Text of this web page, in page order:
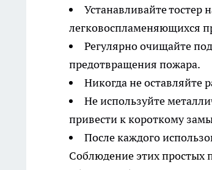
Устанавливайте тостер
легковоспламеняющихся
Регулярно очищайте
предотвращения пожара.
Никогда не оставляйте
Не используйте
привести к короткому
После каждого
Соблюдение этих простых